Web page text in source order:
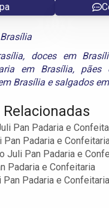
, doces em
em Brasília, pães
Brasília esalgados
Pan Padaria e
Pan Padaria e
Juli Pan Padaria e
Padaria e Confeitaria
Pan Padaria e Confeitaria